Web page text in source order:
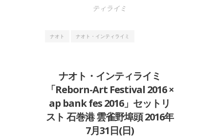
ティライミ
ナオト ナオト・インティライミ
ナオト・インティライミ
「Reborn-Art Festival 2016 ×
ap bank fes 2016」セットリ
スト 石巻港 雲雀野埠頭 2016年
7月31日(日)